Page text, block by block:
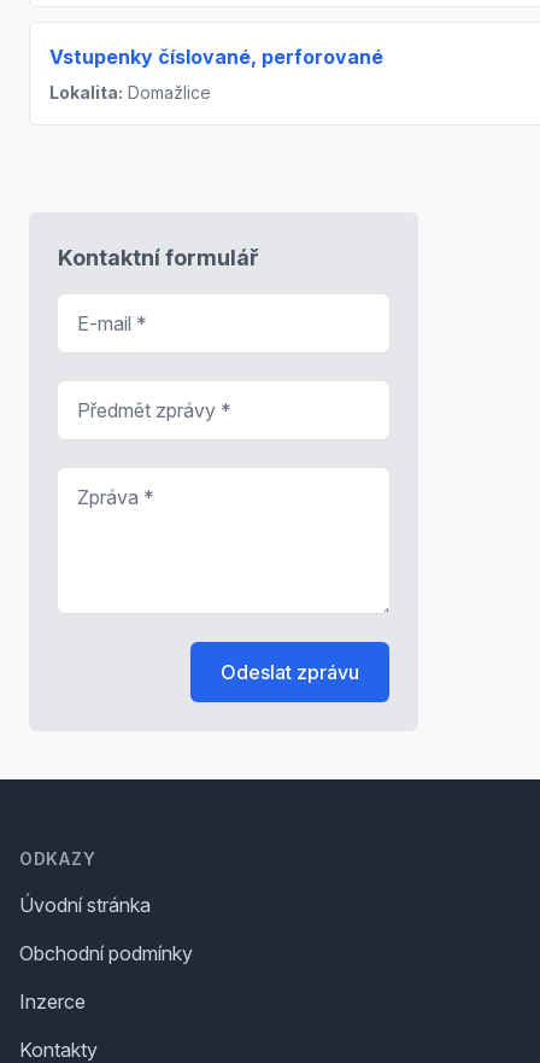
Vstupenky číslované, perforované
Lokalita: Domažlice
Kontaktní formulář
Odeslat zprávu
ODKAZY
Úvodní stránka
Obchodní podmínky
Inzerce
Kontakty